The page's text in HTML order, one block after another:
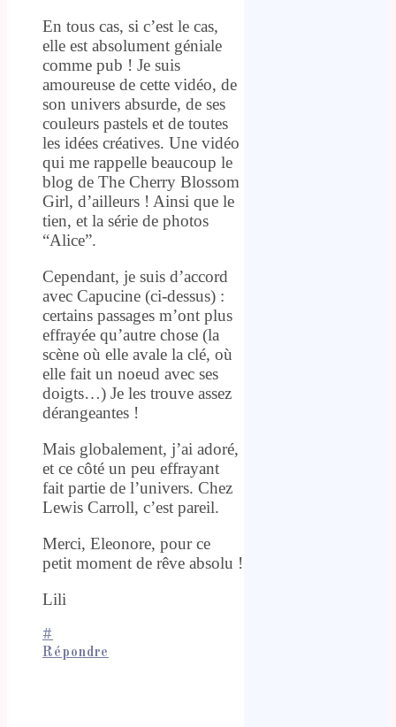
En tous cas, si c’est le cas,
elle est absolument géniale
comme pub ! Je suis
amoureuse de cette vidéo, de
son univers absurde, de ses
couleurs pastels et de toutes
les idées créatives. Une vidéo
qui me rappelle beaucoup le
blog de The Cherry Blossom
Girl, d’ailleurs ! Ainsi que le
tien, et la série de photos
“Alice”.
Cependant, je suis d’accord
avec Capucine (ci-dessus) :
certains passages m’ont plus
effrayée qu’autre chose (la
scène où elle avale la clé, où
elle fait un noeud avec ses
doigts…) Je les trouve assez
dérangeantes !
Mais globalement, j’ai adoré,
et ce côté un peu effrayant
fait partie de l’univers. Chez
Lewis Carroll, c’est pareil.
Merci, Eleonore, pour ce
petit moment de rêve absolu !
Lili
#
Répondre